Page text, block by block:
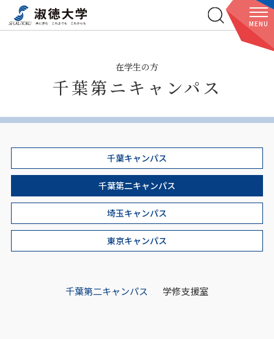
MENU
在学生の方
千葉第ニキャンパス
千葉キャンパス
千葉第二キャンパス
埼玉キャンパス
東京キャンパス
千葉第二キャンパス 学修支援室